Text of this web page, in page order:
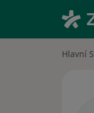
Hlavní